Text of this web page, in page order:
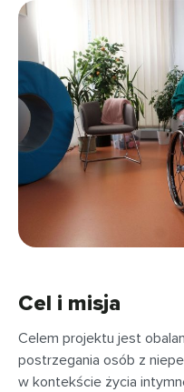
Cel i misja
Celem projektu jest
postrzegania osób z
w kontekście życia